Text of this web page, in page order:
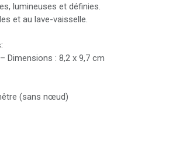
lumineuses et définies.
et au lave-vaisselle.
Dimensions : 8,2 x 9,7 cm
(sans nœud)